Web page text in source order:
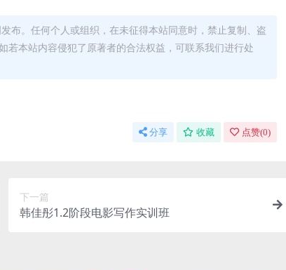
布。任何个人或组织，在未征得本站同意时，禁止复制、盗
若本站内容侵犯了原著者的合法权益，可联系我们进行处
分享 收藏 点赞(0)
下一篇
韩佳彤1.2阶段电影写作实训班